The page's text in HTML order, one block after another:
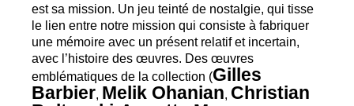
est sa mission. Un jeu teinté de nostalgie, qui tisse
le lien entre notre mission qui consiste à fabriquer
une mémoire avec un présent relatif et incertain,
avec l’histoire des œuvres. Des œuvres
emblématiques de la collection (Gilles
Barbier, Melik Ohanian, Christian